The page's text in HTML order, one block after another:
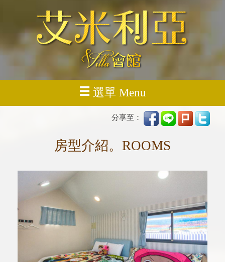
選單 Menu
分享至：
房型介紹。ROOMS